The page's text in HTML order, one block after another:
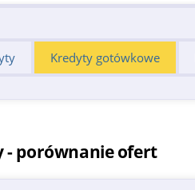
Kredyty gotówkowe
- porównanie ofert